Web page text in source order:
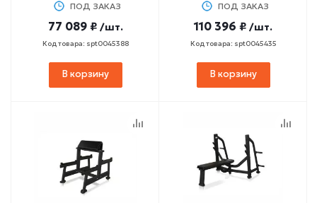
ПОД ЗАКАЗ
77 089 ₽ /шт.
Код товара: spt0045388
В корзину
ПОД ЗАКАЗ
110 396 ₽ /шт.
Код товара: spt0045435
В корзину